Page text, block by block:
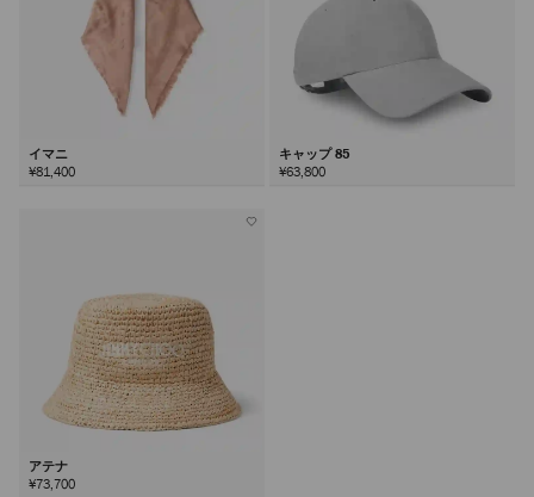
イマニ
¥81,400
キャップ 85
¥63,800
アテナ
¥73,700